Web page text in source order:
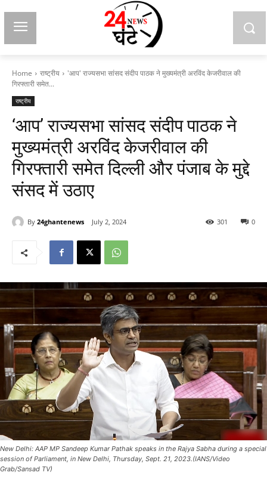
Home राष्ट्रीय
'आप' राज्यसभा सांसद संदीप पाठक ने मुख्यमंत्री अरविंद केजरीवाल की
गिरफ्तारी समेत...
राष्ट्रीय
‘आप’ राज्यसभा सांसद संदीप पाठक ने
मुख्यमंत्री अरविंद केजरीवाल की
गिरफ्तारी समेत दिल्ली और पंजाब के मुद्दे
संसद में उठाए
By 24ghantenews July 2, 2024 0
301
New Delhi: AAP MP Sandeep Kumar Pathak speaks in the Rajya Sabha during a special
session of Parliament, in New Delhi, Thursday, Sept. 21, 2023.(IANS/Video
Grab/Sansad TV)